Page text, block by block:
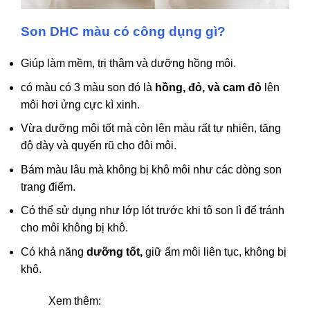
Son DHC màu có công dụng gì?
Giúp làm mềm, trị thâm và dưỡng hồng môi.
có màu có 3 màu son đó là hồng, đỏ, và cam đỏ lên
môi hơi ửng cực kì xinh.
Vừa dưỡng môi tốt mà còn lên màu rất tự nhiên, tăng
độ dày và quyến rũ cho đôi môi.
Bám màu lâu mà không bị khô môi như các dòng son
trang điểm.
Có thể sử dụng như lớp lót trước khi tô son lì để tránh
cho môi không bị khô.
Có khả năng dưỡng tốt, giữ ẩm môi liên tục, không bị
khô.
Xem thêm: